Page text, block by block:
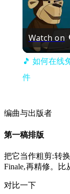
Watch on
🎵 如何在线
件
编曲与出版者
第一稿排版
把它当作粗剪:转
Finale,再精修。比
对比一下